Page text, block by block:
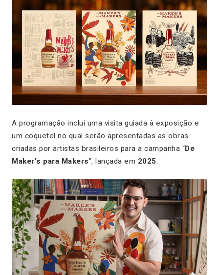
A programação inclui uma visita guiada à exposição e
um coquetel no qual serão apresentadas as obras
criadas por artistas brasileiros para a campanha “De
Maker’s para Makers”, lançada em 2025.